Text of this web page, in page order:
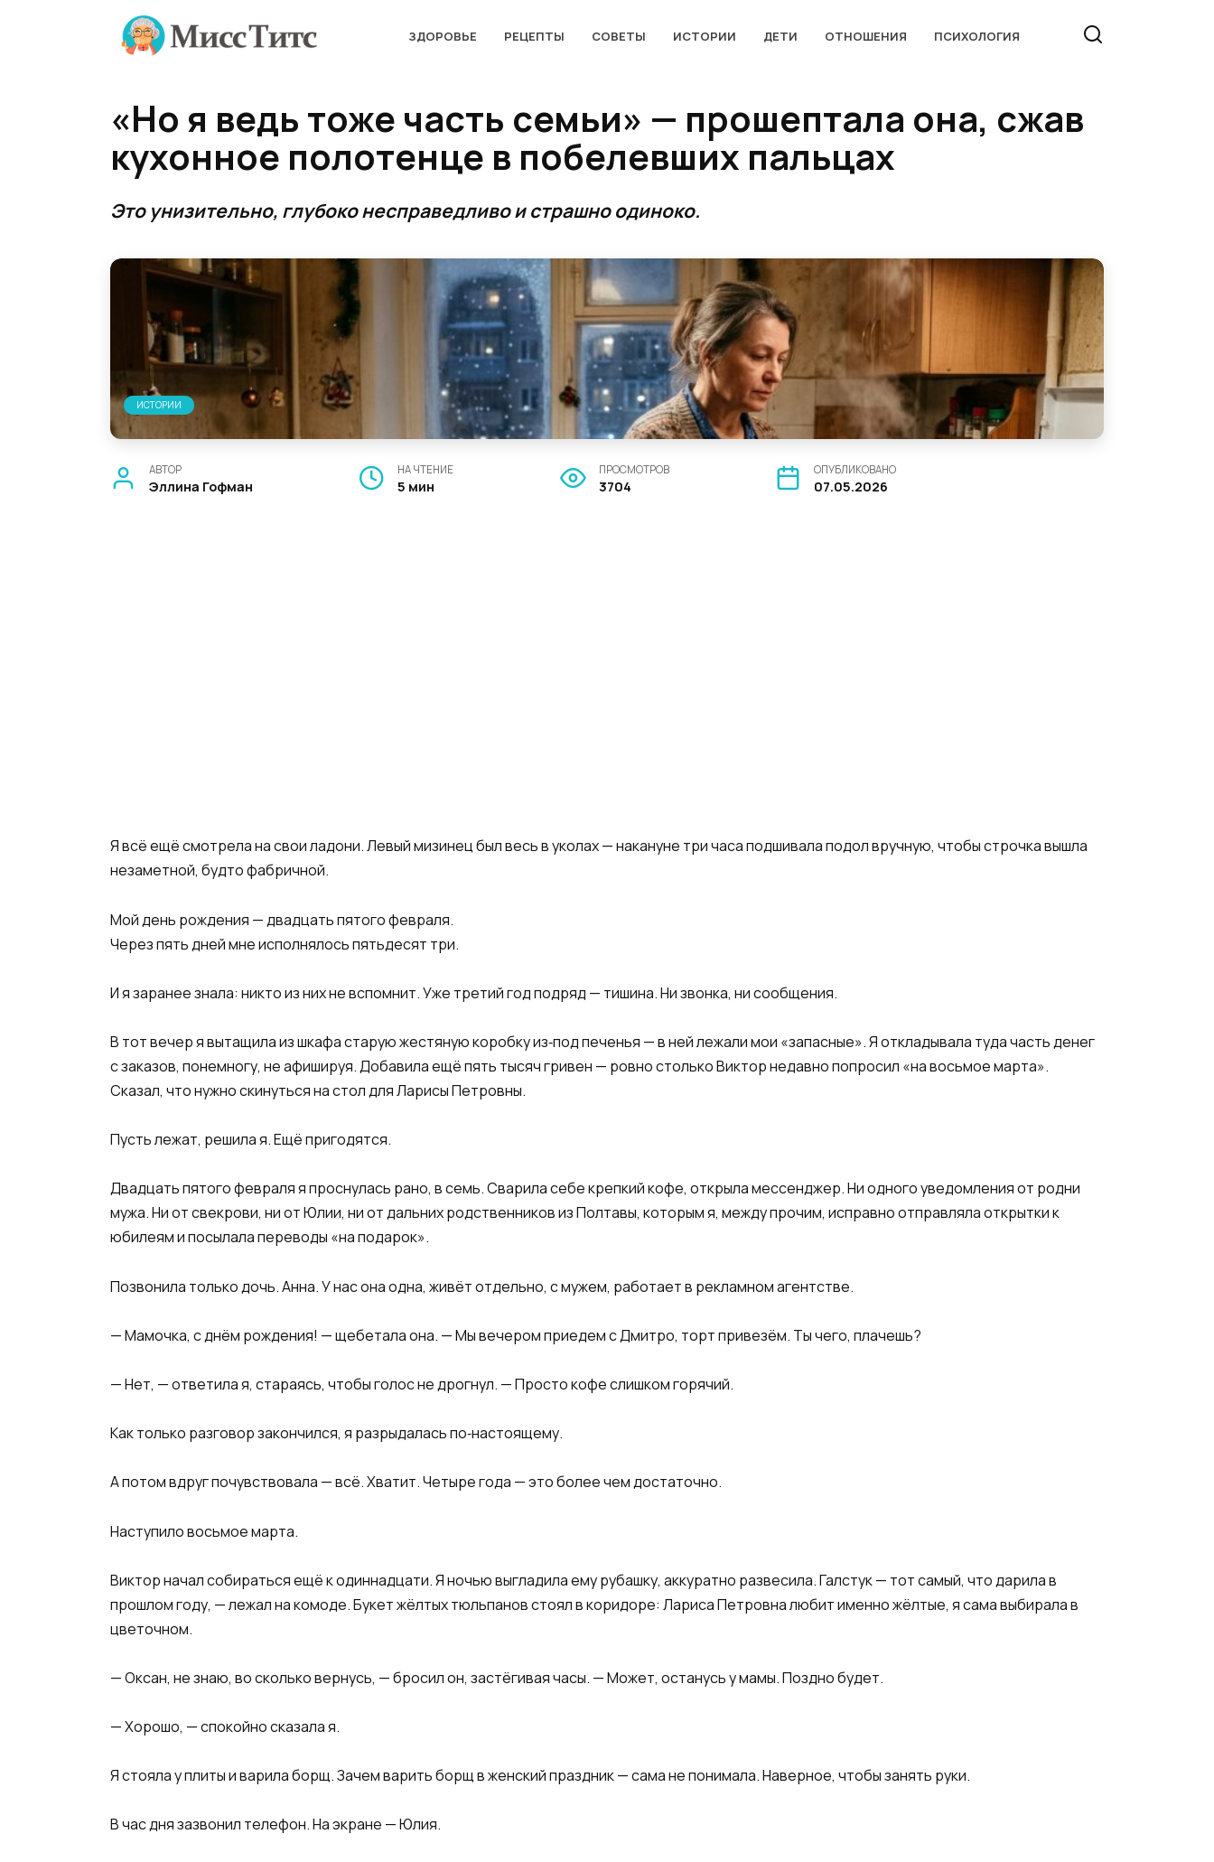
ЗДОРОВЬЕ РЕЦЕПТЫ СОВЕТЫ ИСТОРИИ ДЕТИ ОТНОШЕНИЯ ПСИХОЛОГИЯ
«Но я ведь тоже часть семьи» — прошептала она, сжав
кухонное полотенце в побелевших пальцах
Это унизительно, глубоко несправедливо и страшно одиноко.
ИСТОРИИ
АВТОР
Эллина Гофман
НА ЧТЕНИЕ
5 мин
ПРОСМОТРОВ
3704
ОПУБЛИКОВАНО
07.05.2026
Я всё ещё смотрела на свои ладони. Левый мизинец был весь в уколах — накануне три часа подшивала подол вручную, чтобы строчка вышла
незаметной, будто фабричной.
Мой день рождения — двадцать пятого февраля.
Через пять дней мне исполнялось пятьдесят три.
И я заранее знала: никто из них не вспомнит. Уже третий год подряд — тишина. Ни звонка, ни сообщения.
В тот вечер я вытащила из шкафа старую жестяную коробку из‑под печенья — в ней лежали мои «запасные». Я откладывала туда часть денег
с заказов, понемногу, не афишируя. Добавила ещё пять тысяч гривен — ровно столько Виктор недавно попросил «на восьмое марта».
Сказал, что нужно скинуться на стол для Ларисы Петровны.
Пусть лежат, решила я. Ещё пригодятся.
Двадцать пятого февраля я проснулась рано, в семь. Сварила себе крепкий кофе, открыла мессенджер. Ни одного уведомления от родни
мужа. Ни от свекрови, ни от Юлии, ни от дальних родственников из Полтавы, которым я, между прочим, исправно отправляла открытки к
юбилеям и посылала переводы «на подарок».
Позвонила только дочь. Анна. У нас она одна, живёт отдельно, с мужем, работает в рекламном агентстве.
— Мамочка, с днём рождения! — щебетала она. — Мы вечером приедем с Дмитро, торт привезём. Ты чего, плачешь?
— Нет, — ответила я, стараясь, чтобы голос не дрогнул. — Просто кофе слишком горячий.
Как только разговор закончился, я разрыдалась по‑настоящему.
А потом вдруг почувствовала — всё. Хватит. Четыре года — это более чем достаточно.
Наступило восьмое марта.
Виктор начал собираться ещё к одиннадцати. Я ночью выгладила ему рубашку, аккуратно развесила. Галстук — тот самый, что дарила в
прошлом году, — лежал на комоде. Букет жёлтых тюльпанов стоял в коридоре: Лариса Петровна любит именно жёлтые, я сама выбирала в
цветочном.
— Оксан, не знаю, во сколько вернусь, — бросил он, застёгивая часы. — Может, останусь у мамы. Поздно будет.
— Хорошо, — спокойно сказала я.
Я стояла у плиты и варила борщ. Зачем варить борщ в женский праздник — сама не понимала. Наверное, чтобы занять руки.
В час дня зазвонил телефон. На экране — Юлия.